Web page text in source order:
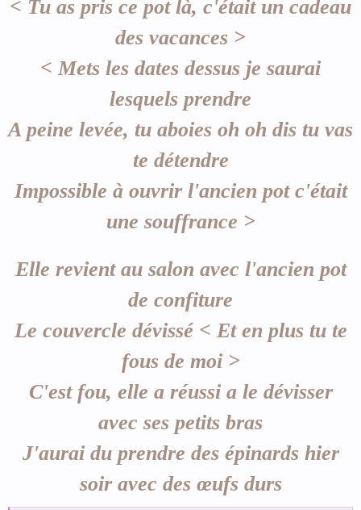
< Tu as pris ce pot là, c'était un cadeau
des vacances >
< Mets les dates dessus je saurai
lesquels prendre
A peine levée, tu aboies oh oh dis tu vas
te détendre
Impossible à ouvrir l'ancien pot c'était
une souffrance >
Elle revient au salon avec l'ancien pot
de confiture
Le couvercle dévissé < Et en plus tu te
fous de moi >
C'est fou, elle a réussi a le dévisser
avec ses petits bras
J'aurai du prendre des épinards hier
soir avec des œufs durs